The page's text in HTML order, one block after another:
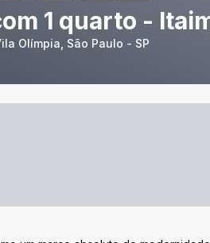
1 quarto -
Olímpia, São Paulo - SP